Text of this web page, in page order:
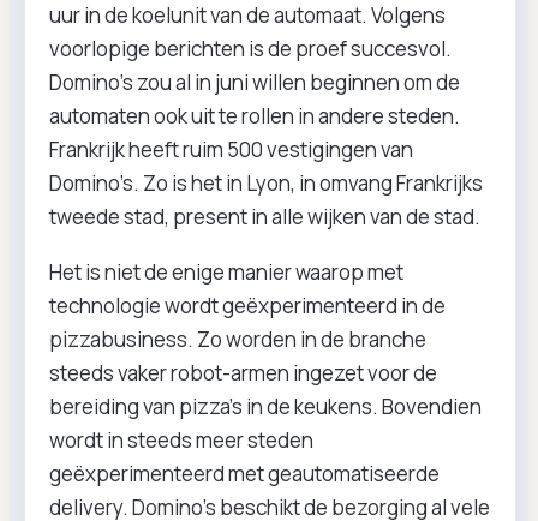
uur in de koelunit van de automaat. Volgens
voorlopige berichten is de proef succesvol.
Domino’s zou al in juni willen beginnen om de
automaten ook uit te rollen in andere steden.
Frankrijk heeft ruim 500 vestigingen van
Domino’s. Zo is het in Lyon, in omvang Frankrijks
tweede stad, present in alle wijken van de stad.
Het is niet de enige manier waarop met
technologie wordt geëxperimenteerd in de
pizzabusiness. Zo worden in de branche
steeds vaker robot-armen ingezet voor de
bereiding van pizza’s in de keukens. Bovendien
wordt in steeds meer steden
geëxperimenteerd met geautomatiseerde
delivery. Domino’s beschikt de bezorging al vele